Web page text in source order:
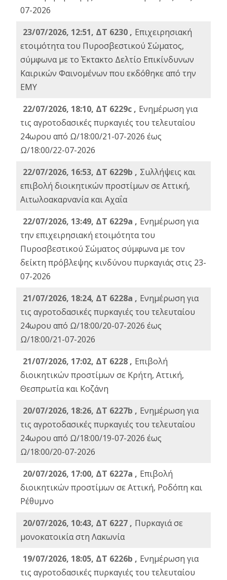
07-2026
23/07/2026, 12:51, ΔΤ 6230 , Επιχειρησιακή
ετοιμότητα του Πυροσβεστικού Σώματος,
σύμφωνα με το Έκτακτο Δελτίο Επικίνδυνων
Καιρικών Φαινομένων που εκδόθηκε από την
ΕΜΥ
22/07/2026, 18:10, ΔΤ 6229c , Ενημέρωση για
τις αγροτοδασικές πυρκαγιές του τελευταίου
24ωρου από Ω/18:00/21-07-2026 έως
Ω/18:00/22-07-2026
22/07/2026, 16:53, ΔΤ 6229b , Σuλλήψεις και
επιβολή διοικητικών προστίμων σε Αττική,
Αιτωλοακαρνανία και Αχαΐα
22/07/2026, 13:49, ΔΤ 6229a , Ενημέρωση για
την επιχειρησιακή ετοιμότητα του
Πυροσβεστικού Σώματος σύμφωνα με τον
δείκτη πρόβλεψης κινδύνου πυρκαγιάς στις 23-
07-2026
21/07/2026, 18:24, ΔΤ 6228a , Ενημέρωση για
τις αγροτοδασικές πυρκαγιές του τελευταίου
24ωρου από Ω/18:00/20-07-2026 έως
Ω/18:00/21-07-2026
21/07/2026, 17:02, ΔΤ 6228 , Επιβολή
διοικητικών προστίμων σε Κρήτη, Αττική,
Θεσπρωτία και Κοζάνη
20/07/2026, 18:26, ΔΤ 6227b , Ενημέρωση για
τις αγροτοδασικές πυρκαγιές του τελευταίου
24ωρου από Ω/18:00/19-07-2026 έως
Ω/18:00/20-07-2026
20/07/2026, 17:00, ΔΤ 6227a , Επιβολή
διοικητικών προστίμων σε Αττική, Ροδόπη και
Ρέθυμνο
20/07/2026, 10:43, ΔΤ 6227 , Πυρκαγιά σε
μονοκατοικία στη Λακωνία
19/07/2026, 18:05, ΔΤ 6226b , Ενημέρωση για
τις αγροτοδασικές πυρκαγιές του τελευταίου